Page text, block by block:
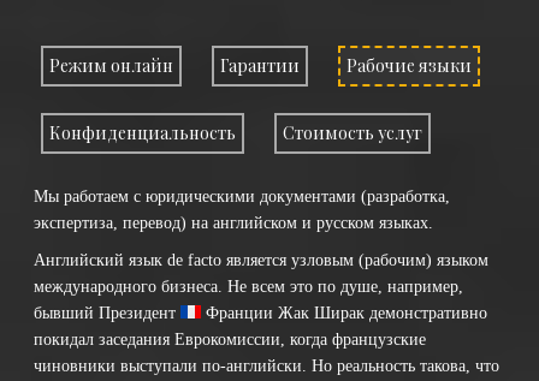
Режим онлайн Гарантии Рабочие языки
Конфиденциальность Стоимость услуг
Мы работаем с юридическими документами (разработка,
экспертиза, перевод) на английском и русском языках.
Английский язык de facto является узловым (рабочим) языком
международного бизнеса. Не всем это по душе, например,
бывший Президент
Франции Жак Ширак демонстративно
покидал заседания Еврокомиссии, когда французские
чиновники выступали по-английски. Но реальность такова, что